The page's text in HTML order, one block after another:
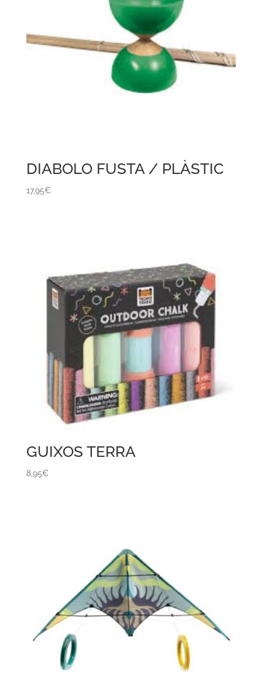
DIABOLO FUSTA / PLÀSTIC
17,95€
GUIXOS TERRA
8,95€